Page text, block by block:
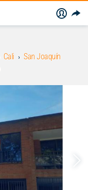
Cali San Joaquín